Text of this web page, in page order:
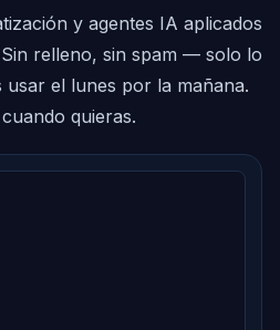
y agentes IA aplicados
relleno, sin spam — solo lo
usar el lunes por la mañana.
quieras.